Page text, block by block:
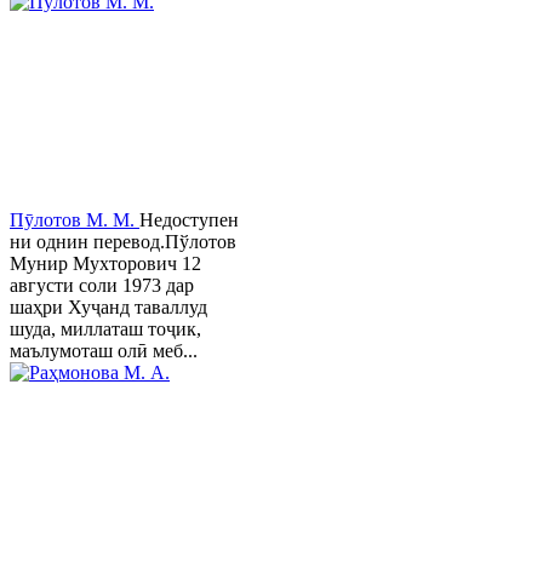
Пӯлотов М. М. Недоступен
ни однин перевод.Пўлотов
Мунир Мухторович 12
августи соли 1973 дар
шаҳри Хуҷанд таваллуд
шуда, миллаташ тоҷик,
маълумоташ олӣ меб...